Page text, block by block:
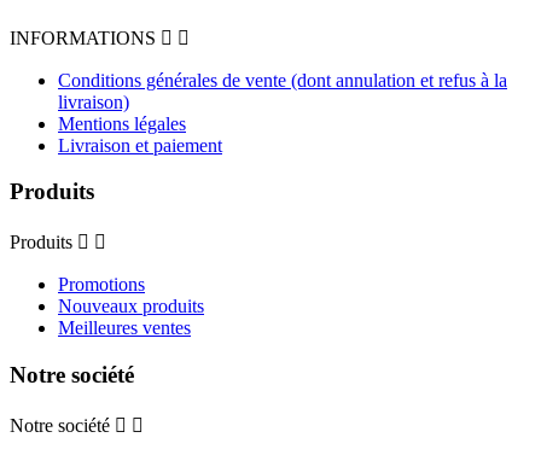
INFORMATIONS  
Conditions générales de vente (dont annulation et refus à la
livraison)
Mentions légales
Livraison et paiement
Produits
Produits  
Promotions
Nouveaux produits
Meilleures ventes
Notre société
Notre société  